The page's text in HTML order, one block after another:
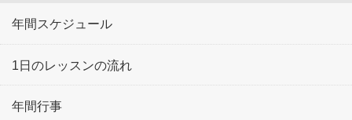
年間スケジュール
1日のレッスンの流れ
年間行事